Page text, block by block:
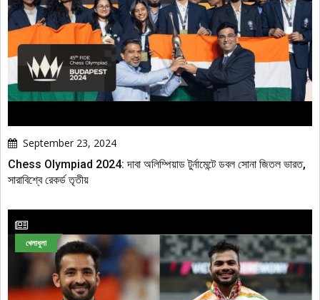
September 23, 2024
Chess Olympiad 2024: দাবা অলিম্পিয়াড টুর্নামেন্টে ডবল সোনা জিতল ভারত,
সারাবিশ্বে রেকর্ড তৃতীয়
খেলাধুলা